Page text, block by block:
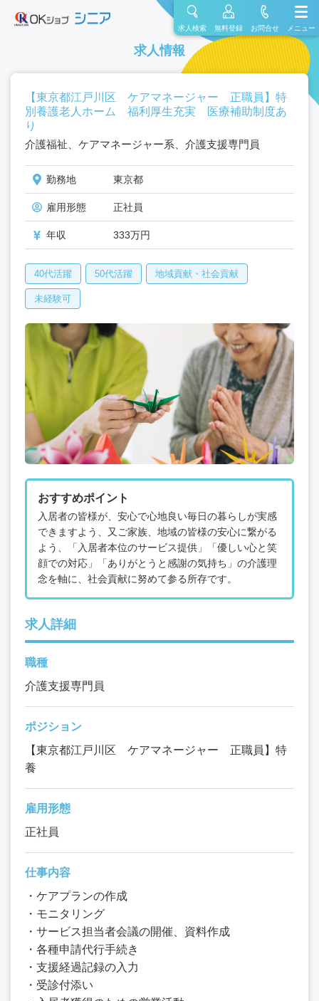
求人検索 無料登録 お問合せ メニュー
求人情報
【東京都江戸川区 ケアマネージャー 正職員】特
別養護老人ホーム 福利厚生充実 医療補助制度あ
り
介護福祉、ケアマネージャー系、介護支援専門員
勤務地 東京都
雇用形態 正社員
年収 333万円
40代活躍 50代活躍 地域貢献・社会貢献
未経験可
おすすめポイント
入居者の皆様が、安心で心地良い毎日の暮らしが実感
できますよう、又ご家族、地域の皆様の安心に繋がる
よう、「入居者本位のサービス提供」「優しい心と笑
顔での対応」「ありがとうと感謝の気持ち」の介護理
念を軸に、社会貢献に努めて参る所存です。
求人詳細
職種
介護支援専門員
ポジション
【東京都江戸川区 ケアマネージャー 正職員】特
養
雇用形態
正社員
仕事内容
・ケアプランの作成
・モニタリング
・サービス担当者会議の開催、資料作成
・各種申請代行手続き
・支援経過記録の入力
・受診付添い